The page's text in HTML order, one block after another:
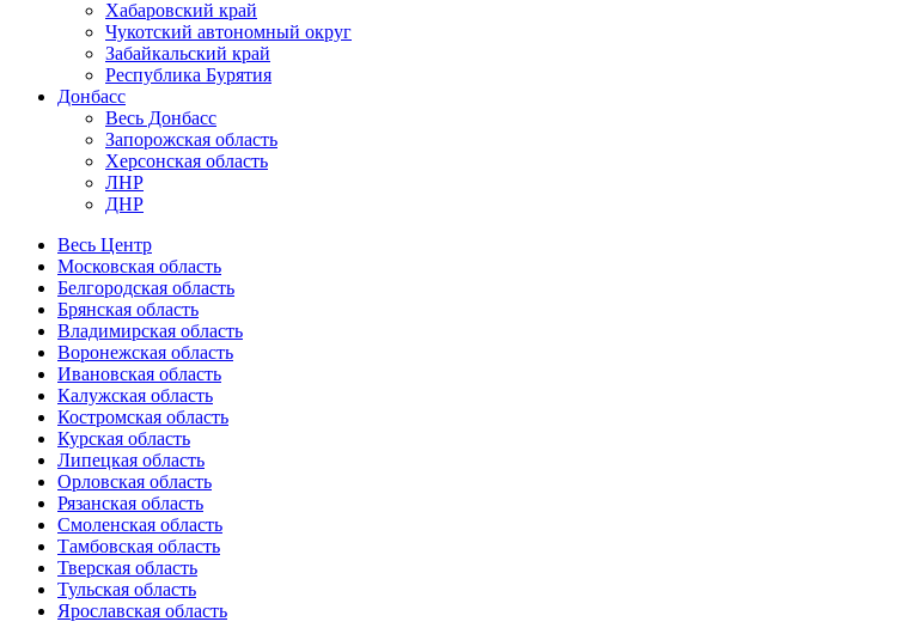
Хабаровский край
Чукотский автономный округ
Забайкальский край
Республика Бурятия
Донбасс
Весь Донбасс
Запорожская область
Херсонская область
ЛНР
ДНР
Весь Центр
Московская область
Белгородская область
Брянская область
Владимирская область
Воронежская область
Ивановская область
Калужская область
Костромская область
Курская область
Липецкая область
Орловская область
Рязанская область
Смоленская область
Тамбовская область
Тверская область
Тульская область
Ярославская область